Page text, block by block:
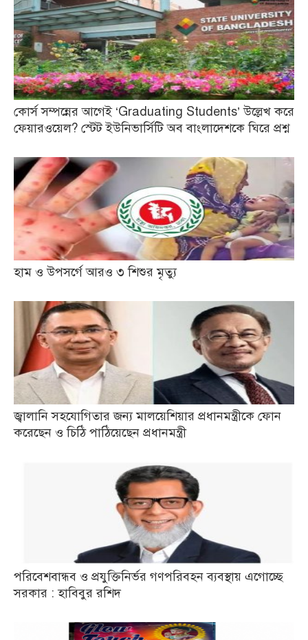
কোর্স সম্পন্নের আগেই ‘Graduating Students’ উল্লেখ করে
ফেয়ারওয়েল? স্টেট ইউনিভার্সিটি অব বাংলাদেশকে ঘিরে প্রশ্ন
হাম ও উপসর্গে আরও ৩ শিশুর মৃত্যু
জ্বালানি সহযোগিতার জন্য মালয়েশিয়ার প্রধানমন্ত্রীকে ফোন
করেছেন ও চিঠি পাঠিয়েছেন প্রধানমন্ত্রী
পরিবেশবান্ধব ও প্রযুক্তিনির্ভর গণপরিবহন ব্যবস্থায় এগোচ্ছে
সরকার : হাবিবুর রশিদ